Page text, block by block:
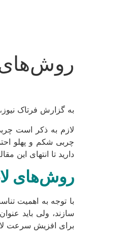
روش‌های
به گزارش فرتاک نیوز،
چربی شکم و پهلو
دارید تا انتهای این
روش‌های
با توجه به اهمیت
سازند، ولی باید
برای افزیش سرعت